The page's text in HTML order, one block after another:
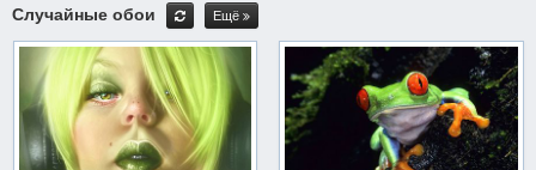
Случайные обои Ещё